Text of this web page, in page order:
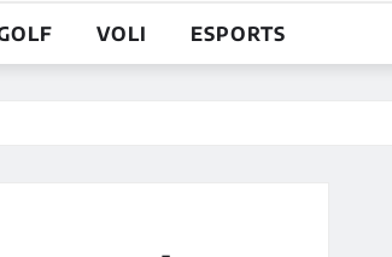
VOLI ESPORTS